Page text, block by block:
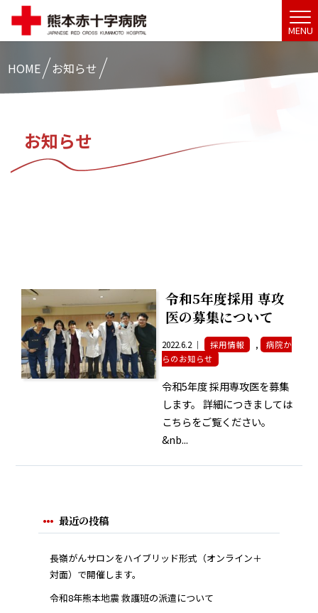
MENU
HOME お知らせ
お知らせ
令和5年度採用 専攻
医の募集について
2022.6.2 ｜ 採用情報 ,
病院か
らのお知らせ
令和5年度 採用専攻医を募集
します。 詳細につきましては
こちらをご覧ください。
&nb...
最近の投稿
長嶺がんサロンをハイブリッド形式（オンライン＋
対面）で開催します。
令和8年熊本地震 救護班の派遣について